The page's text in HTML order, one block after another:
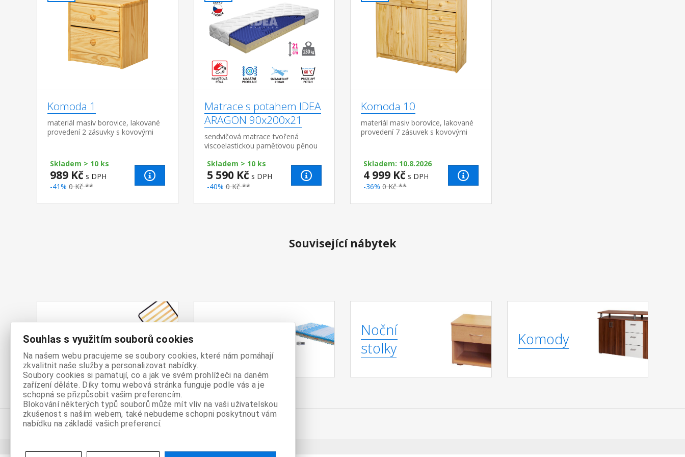
Komoda 1
materiál masiv borovice, lakované
provedení 2 zásuvky s kovovými
Skladem > 10 ks
989 Kč s DPH
-41% 0 Kč **
Matrace s potahem IDEA
ARAGON 90x200x21
sendvičová matrace tvořená
viscoelastickou paměťovou pěnou
7 anatomických zón s rozdílnou
profilací pro optimální opo...
Skladem > 10 ks
5 590 Kč s DPH
-40% 0 Kč **
Komoda 10
materiál masiv borovice, lakované
provedení 7 zásuvek s kovovými
Skladem: 10.8.2026
4 999 Kč s DPH
-36% 0 Kč **
Související nábytek
rošty
Noční
stolky
Komody
Souhlas s využitím souborů cookies
Na našem webu pracujeme se soubory cookies, které nám pomáhají
zkvalitnit naše služby a personalizovat nabídky.
Soubory cookies si pamatují, co a jak ve svém prohlížeči na daném
zařízení děláte. Díky tomu webová stránka funguje podle vás a je
schopná se přizpůsobit vašim preferencím.
Blokování některých typů souborů může mít vliv na vaši uživatelskou
zkušenost s naším webem, také nebudeme schopni poskytnout vám
nabídku na základě vašich preferencí.